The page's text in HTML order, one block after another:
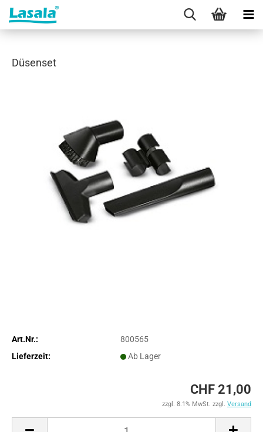
Düsenset
Art.Nr.:
800565
Lieferzeit:
Ab Lager
CHF 21,00
zzgl. 8.1% MwSt. zzgl. Versand